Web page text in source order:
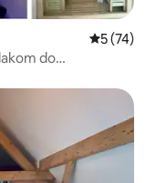
Prosječna
5 (74)
do